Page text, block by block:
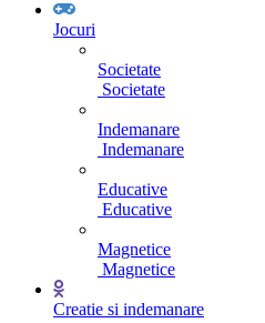
Jocuri
Societate
Societate
Indemanare
Indemanare
Educative
Educative
Magnetice
Magnetice
Creatie si indemanare